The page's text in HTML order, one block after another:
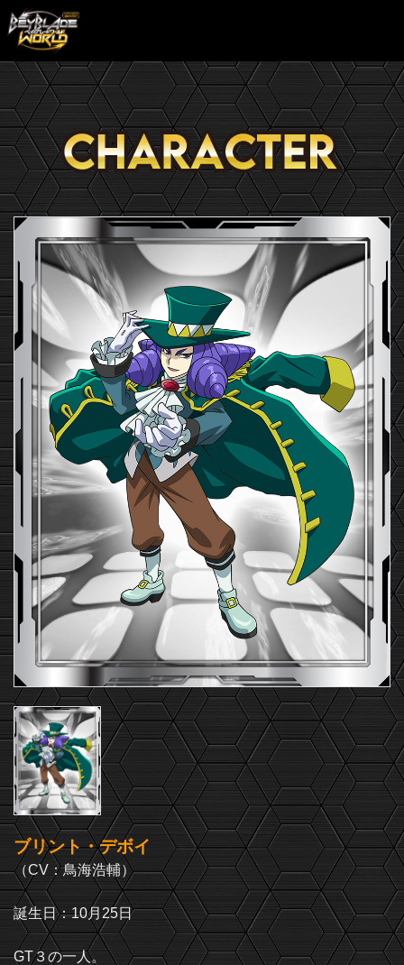
ブリント・デボイ
（CV：鳥海浩輔）
誕生日：10月25日
GT３の一人。